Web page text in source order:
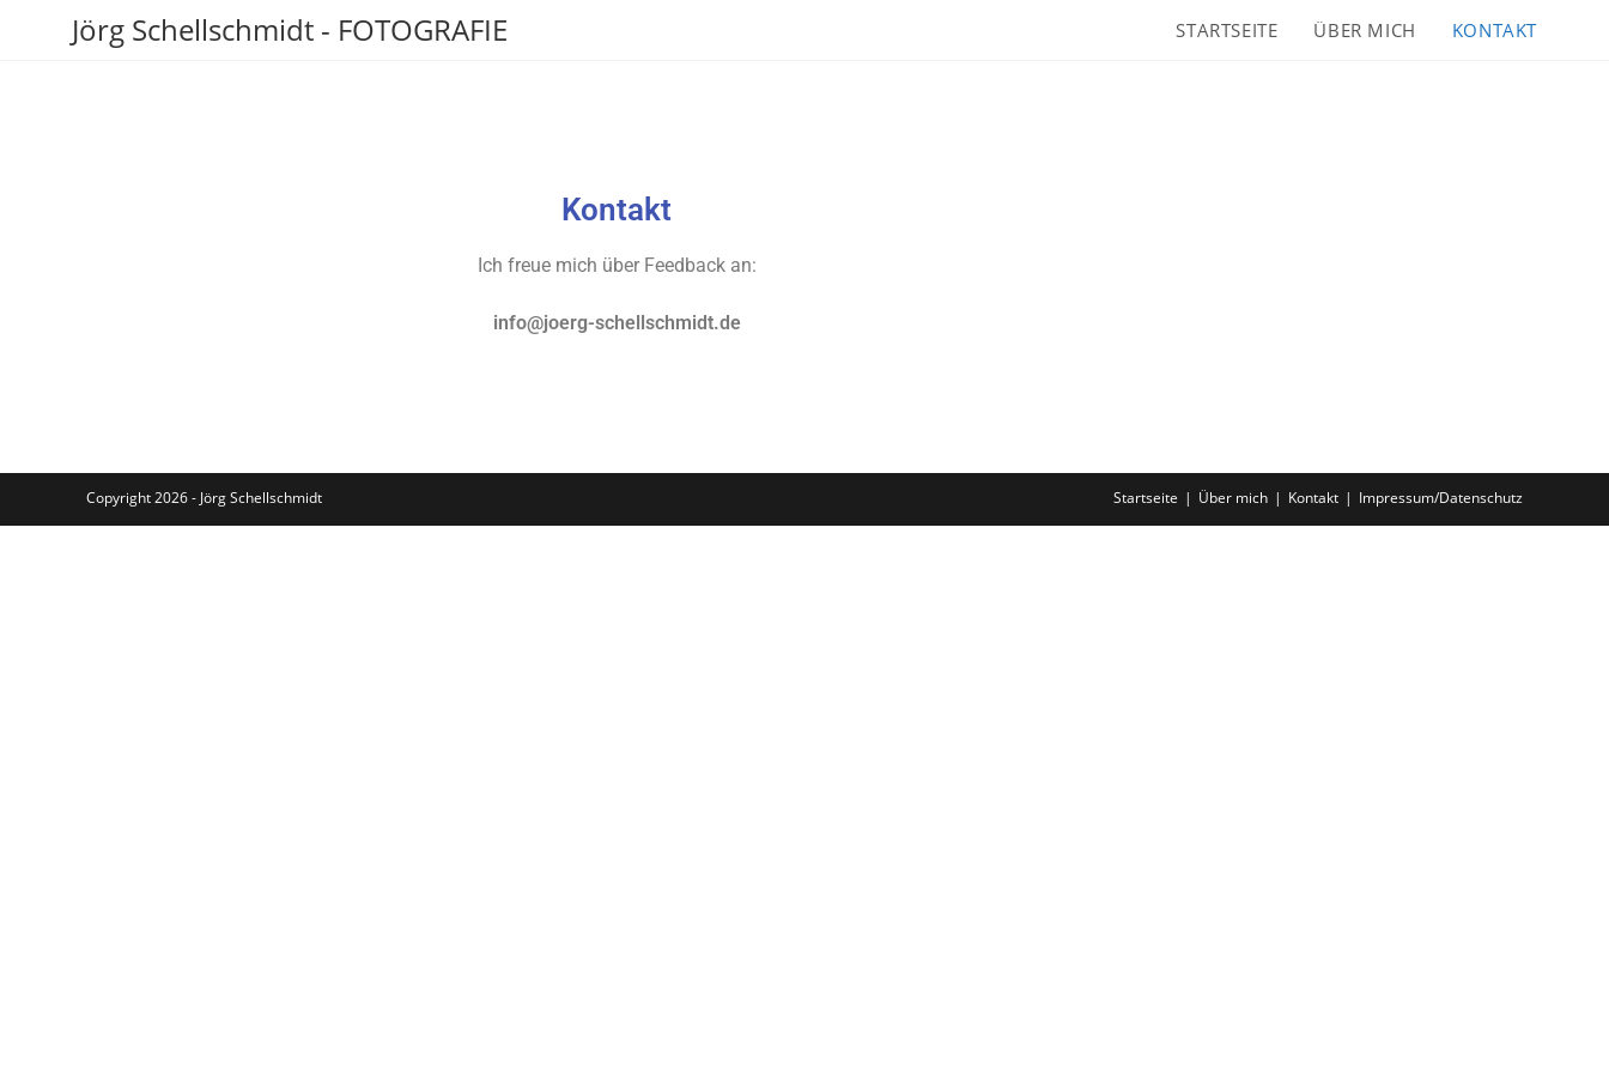
Jörg Schellschmidt - FOTOGRAFIE STARTSEITE ÜBER MICH KONTAKT
Kontakt
Ich freue mich über Feedback an:
info@joerg-schellschmidt.de
Startseite Über mich Kontakt Impressum/Datenschutz
Copyright 2026 - Jörg Schellschmidt